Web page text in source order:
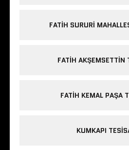
FATIH SURURI
FATIH AKŞEMSETTIN
FATIH KEMAL PAŞA
KUMKAPI